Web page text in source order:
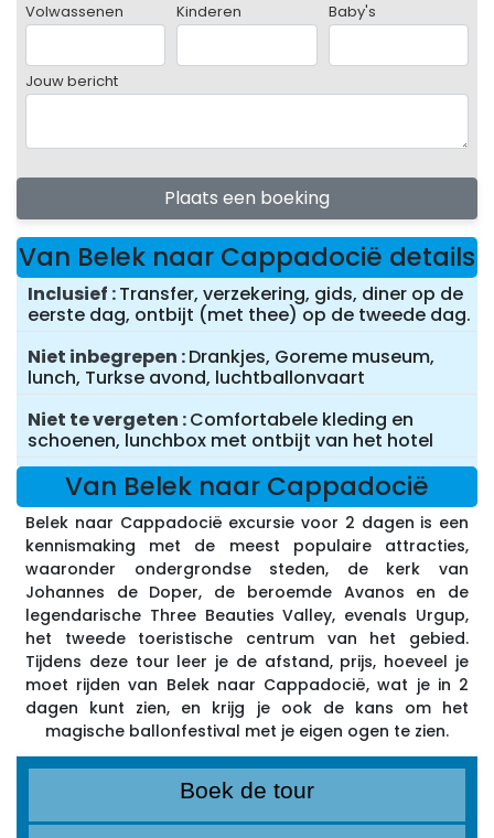
Volwassenen Kinderen Baby's
Jouw bericht
Plaats een boeking
Van Belek naar Cappadocië details
Inclusief Transfer, verzekering, gids, diner op de
eerste dag, ontbijt (met thee) op de tweede dag.
Niet inbegrepen Drankjes, Goreme museum,
lunch, Turkse avond, luchtballonvaart
Niet te vergeten Comfortabele kleding en
schoenen, lunchbox met ontbijt van het hotel
Van Belek naar Cappadocië
Belek naar Cappadocië excursie voor 2 dagen is een
kennismaking met de meest populaire attracties,
waaronder ondergrondse steden, de kerk van
Johannes de Doper, de beroemde Avanos en de
legendarische Three Beauties Valley, evenals Urgup,
het tweede toeristische centrum van het gebied.
Tijdens deze tour leer je de afstand, prijs, hoeveel je
moet rijden van Belek naar Cappadocië, wat je in 2
dagen kunt zien, en krijg je ook de kans om het
magische ballonfestival met je eigen ogen te zien.
Boek de tour